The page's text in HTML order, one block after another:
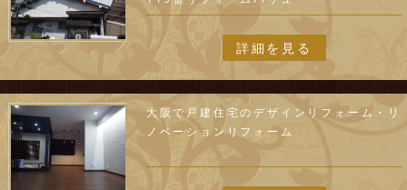
詳細を見る
大阪で戸建住宅のデザインリフォーム・リ
ノベーションリフォーム